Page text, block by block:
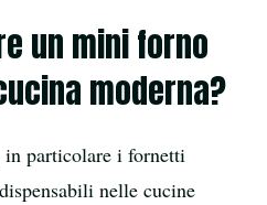
un mini forno
moderna?
particolare i fornetti
nelle cucine